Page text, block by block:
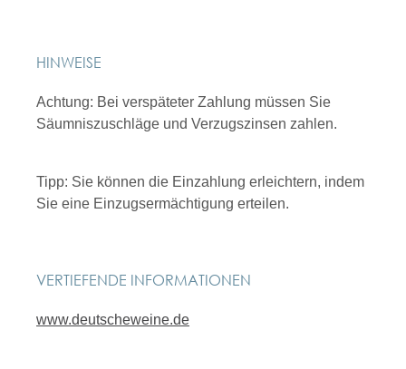
HINWEISE
Achtung: Bei verspäteter Zahlung müssen Sie
Säumniszuschläge und Verzugszinsen zahlen.
Tipp: Sie können die Einzahlung erleichtern, indem
Sie eine Einzugsermächtigung erteilen.
VERTIEFENDE INFORMATIONEN
www.deutscheweine.de